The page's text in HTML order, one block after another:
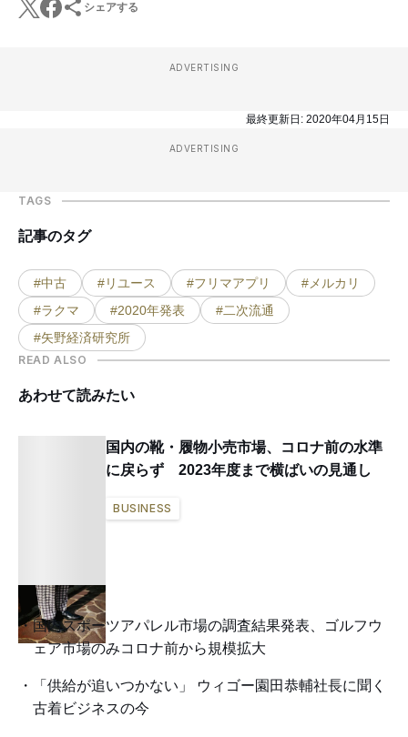
シェアする
ADVERTISING
最終更新日: 2020年04月15日
ADVERTISING
TAGS
記事のタグ
#中古 #リユース #フリマアプリ
#メルカリ
#ラクマ
#2020年発表
#二次流通
#矢野経済研究所
READ ALSO
あわせて読みたい
国内の靴・履物小売市場、コロナ前の水準
に戻らず 2023年度まで横ばいの見通し
BUSINESS
国内スポーツアパレル市場の調査結果発表、ゴルフウ
ェア市場のみコロナ前から規模拡大
「供給が追いつかない」 ウィゴー園田恭輔社長に聞く
古着ビジネスの今